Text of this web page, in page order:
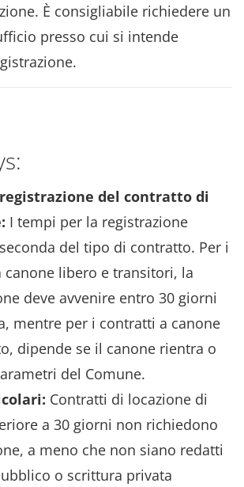
È consigliabile richiedere un
presso cui si intende
del contratto di
I tempi per la registrazione
del tipo di contratto. Per i
canone libero e transitori, la
deve avvenire entro 30 giorni
mentre per i contratti a canone
dipende se il canone rientra o
del Comune.
Contratti di locazione di
a 30 giorni non richiedono
a meno che non siano redatti
o scrittura privata